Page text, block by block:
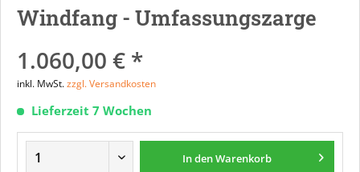
Windfang - Umfassungszarge
1.060,00 € *
inkl. MwSt.zzgl. Versandkosten
Lieferzeit 7 Wochen
In denWarenkorb